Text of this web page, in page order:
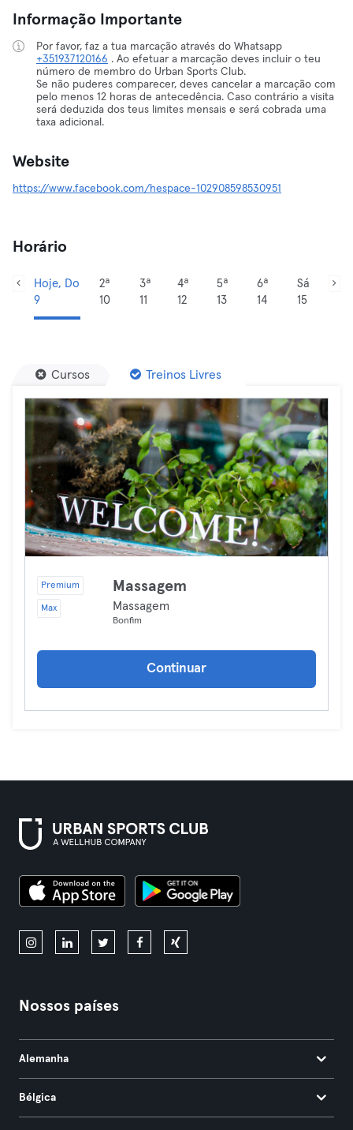
Informação Importante
Por favor, faz a tua marcação através do Whatsapp
+351937120166 . Ao efetuar a marcação deves incluir o teu
número de membro do Urban Sports Club.
Se não puderes comparecer, deves cancelar a marcação com
pelo menos 12 horas de antecedência. Caso contrário a visita
será deduzida dos teus limites mensais e será cobrada uma
taxa adicional.
Website
https://www.facebook.com/hespace-102908598530951
Horário
Hoje, Do
9
2ª
10
3ª
11
4ª
12
5ª
13
6ª
14
Sá
15
Cursos Treinos Livres
Premium
Max
Massagem
Massagem
Bonfim
Continuar
Nossos países
Alemanha
Bélgica